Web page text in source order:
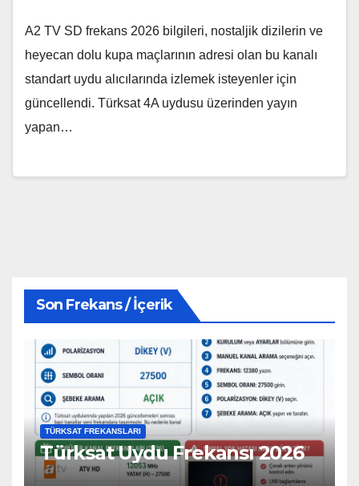
A2 TV SD frekans 2026 bilgileri, nostaljik dizilerin ve
heyecan dolu kupa maçlarının adresi olan bu kanalı
standart uydu alıcılarında izlemek isteyenler için
güncellendi. Türksat 4A uydusu üzerinden yayın
yapan…
Son Frekans / İçerik
TÜRKSAT FREKANSLARI
Türksat Uydu Frekansı 2026